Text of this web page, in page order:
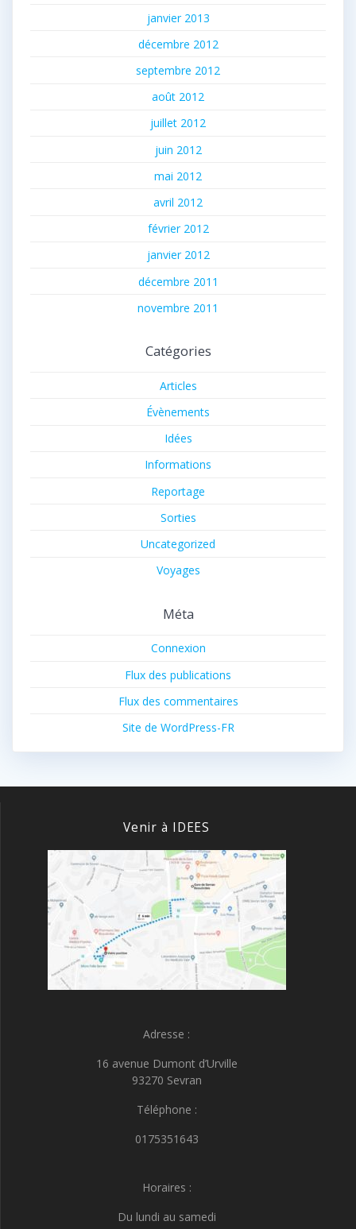
janvier 2013
décembre 2012
septembre 2012
août 2012
juillet 2012
juin 2012
mai 2012
avril 2012
février 2012
janvier 2012
décembre 2011
novembre 2011
Catégories
Articles
Évènements
Idées
Informations
Reportage
Sorties
Uncategorized
Voyages
Méta
Connexion
Flux des publications
Flux des commentaires
Site de WordPress-FR
Venir à IDEES
Adresse :
16 avenue Dumont d’Urville
93270 Sevran
Téléphone :
0175351643
Horaires :
Du lundi au samedi